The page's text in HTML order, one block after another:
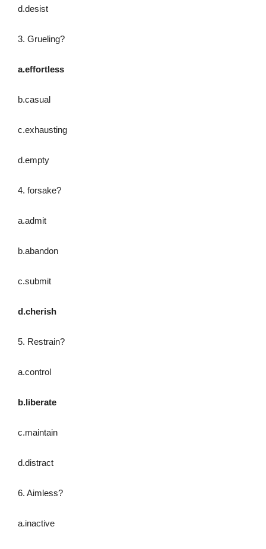
d.desist
3. Grueling?
a.effortless
b.casual
c.exhausting
d.empty
4. forsake?
a.admit
b.abandon
c.submit
d.cherish
5. Restrain?
a.control
b.liberate
c.maintain
d.distract
6. Aimless?
a.inactive